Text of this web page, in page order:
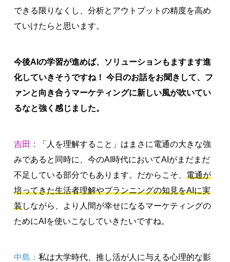
できる限りなくし、分析とアウトプットの精度を高め
ていけたらと思います。
今後AIの学習が進めば、ソリューションもますます進
化していきそうですね！ 今日のお話をお聞きして、フ
ァンと向き合うマーケティングに新しい風が吹いてい
るなと強く感じました。
吉田：
「人を理解すること」はまさに電通の大きな強
みであると同時に、今のAI時代においてAIがまだまだ
不足している部分でもあります。だからこそ、 電通が
培ってきた生活者理解やプランニングの知見をAIに実
装しながら、より人間が幸せになるマーケティングの
ためにAIを使いこなしていきたいですね。
中島： 私は大学時代、推し活が人に与える心理的な影